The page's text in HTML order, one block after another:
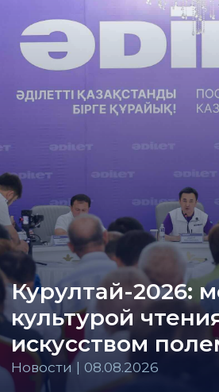
Курултай-2026:
культурой
искусством
Новости | 08.08.2026